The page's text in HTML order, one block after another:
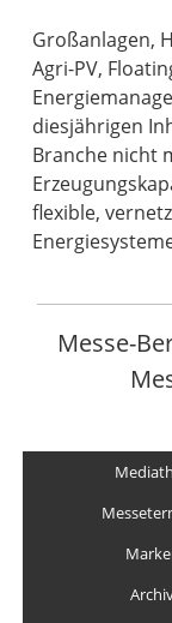
Großanlagen,
Agri-PV,
diesjährigen
Branche nicht
flexible,
Messe-